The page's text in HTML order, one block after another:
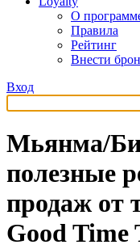
О
Правила
Рейтинг
Внести
Вход
Мьянма/
полезные
продаж от
Good Time